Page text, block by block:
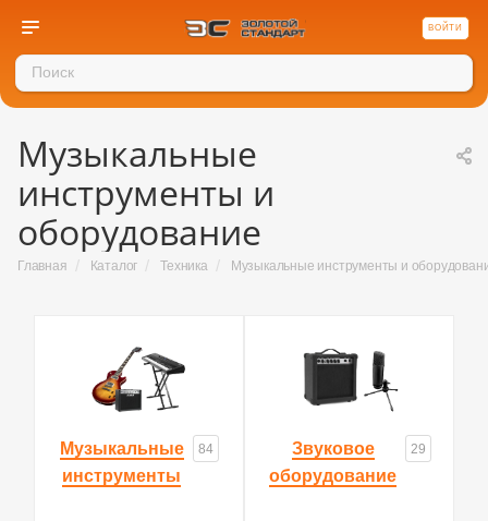
ВОЙТИ
Музыкальные
инструменты и
оборудование
Главная / Каталог / Техника / Музыкальные инструменты и
Музыкальные
инструменты
84
Звуковое
оборудование
29